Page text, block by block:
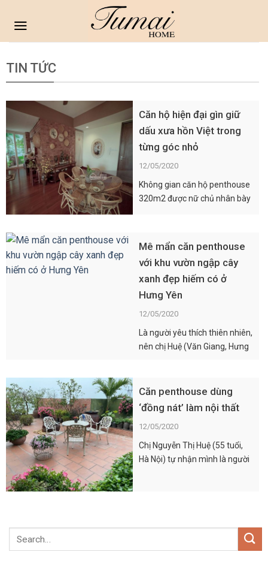
TIN TỨC
Căn hộ hiện đại gìn giữ
dấu xưa hồn Việt trong
từng góc nhỏ
12/05/2020
Không gian căn hộ penthouse
320m2 được nữ chủ nhân bày
yêu thích, mong muốn gìn giữ,
quảng bá văn hóa Việt. Những
dấu xưa, hồn cũ hòa quyện
vào kiến trúc hiện đại nhờ
phong cách mộc mạc mà tinh
Mê mẩn căn penthouse
với khu vườn ngập cây
xanh đẹp hiếm có ở
Hưng Yên
12/05/2020
Là người yêu thích thiên nhiên,
nên chị Huệ (Văn Giang, Hưng
không gian sống của mình
ngập tràn cây xanh và sử
dụng các đồ tái chế để trang trí
căn nhà. Phát Video 02:19 Mê
mẩn căn penthouse với khu
[…]
Căn penthouse dùng
‘đồng nát’ làm nội thất
12/05/2020
Chị Nguyễn Thị Huệ (55 tuổi,
Hà Nội) tự nhận mình là người
dân tộc thiểu số, lọ nước xịt